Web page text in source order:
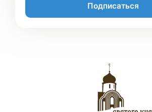
Подписаться